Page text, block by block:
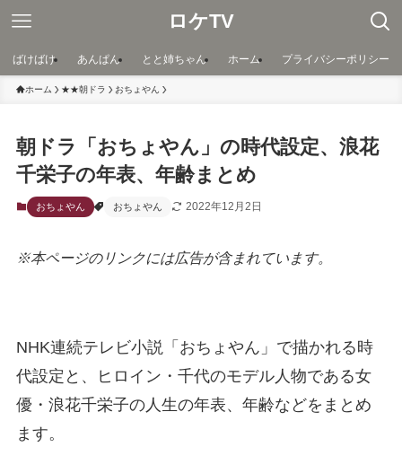
ロケTV
ばけばけ あんぱん とと姉ちゃん ホーム プライバシーポリシー
ホーム ★★朝ドラ おちょやん
朝ドラ「おちょやん」の時代設定、浪花
千栄子の年表、年齢まとめ
おちょやん おちょやん 2022年12月2日
※本ページのリンクには広告が含まれています。
NHK連続テレビ小説「おちょやん」で描かれる時
代設定と、ヒロイン・千代のモデル人物である女
優・浪花千栄子の人生の年表、年齢などをまとめ
ます。